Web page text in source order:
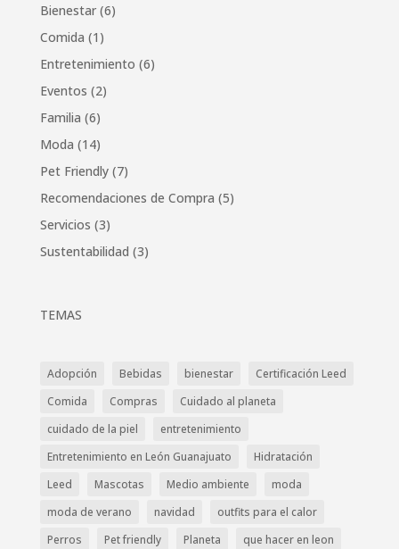
Bienestar(6)
Comida (1)
Entretenimiento (6)
Eventos (2)
Familia (6)
Moda (14)
Pet Friendly(7)
Recomendaciones de Compra (5)
Servicios (3)
Sustentabilidad (3)
TEMAS
Adopción Bebidas bienestar
Certificación Leed
Comida
Compras
Cuidado al planeta
cuidado de la piel
entretenimiento
Entretenimiento en León Guanajuato
Hidratación
Leed
Mascotas Medio ambiente
moda
moda de verano
navidad
outfits para el calor
Perros
Pet friendly Planeta
que hacer en leon